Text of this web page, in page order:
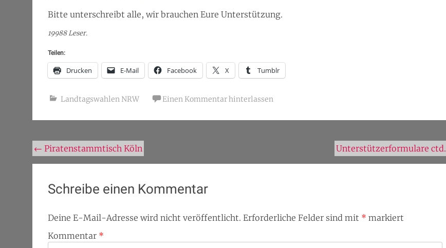
Bitte unterschreibt alle, wir brauchen Eure Unterstützung.
19988 Leser.
Teilen:
Drucken E-Mail Facebook X Tumblr
Landtagswahlen NRW Einen Kommentar hinterlassen
Beitragsnavigation
← Piratenstammtisch Köln Unterstützerformulare ctd.
Schreibe einen Kommentar
Deine E-Mail-Adresse wird nicht veröffentlicht. Erforderliche Felder sind mit * markiert
Kommentar *